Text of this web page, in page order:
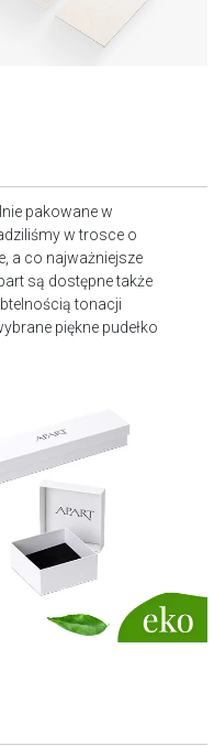
pakowane w
w trosce o
a co najważniejsze
są dostępne także
tonacji
piękne pudełko